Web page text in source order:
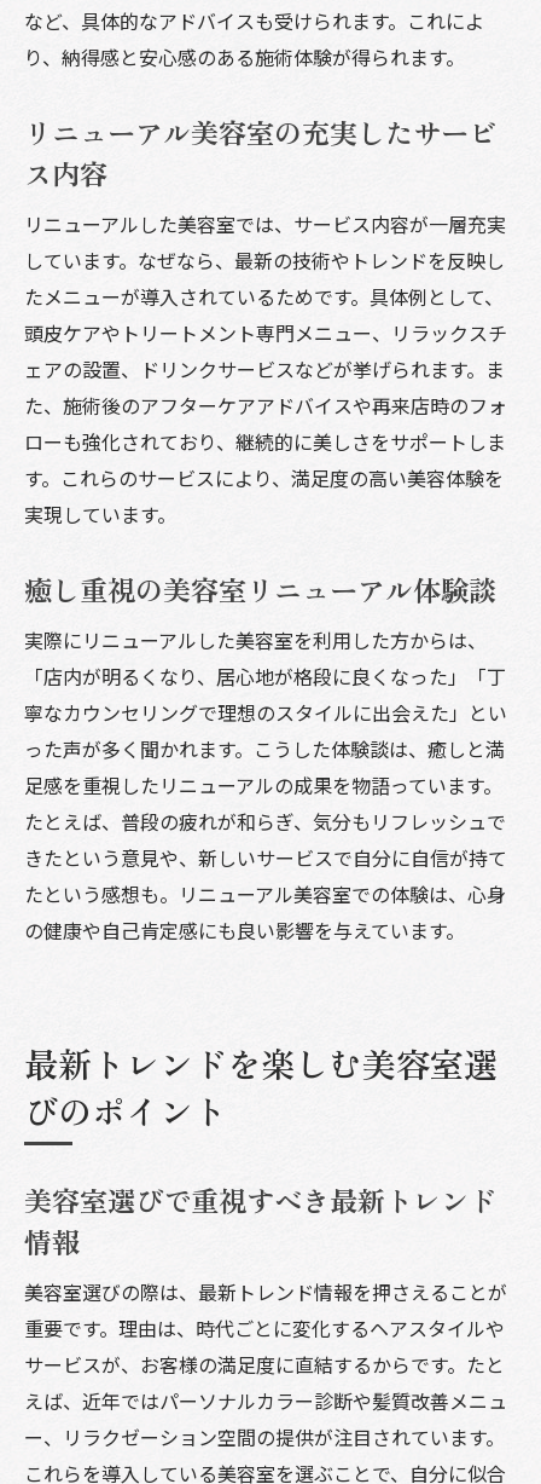
など、具体的なアドバイスも受けられます。これによ
り、納得感と安心感のある施術体験が得られます。
リニューアル美容室の充実したサービ
ス内容
リニューアルした美容室では、サービス内容が一層充実
しています。なぜなら、最新の技術やトレンドを反映し
たメニューが導入されているためです。具体例として、
頭皮ケアやトリートメント専門メニュー、リラックスチ
ェアの設置、ドリンクサービスなどが挙げられます。ま
た、施術後のアフターケアアドバイスや再来店時のフォ
ローも強化されており、継続的に美しさをサポートしま
す。これらのサービスにより、満足度の高い美容体験を
実現しています。
癒し重視の美容室リニューアル体験談
実際にリニューアルした美容室を利用した方からは、
「店内が明るくなり、居心地が格段に良くなった」「丁
寧なカウンセリングで理想のスタイルに出会えた」とい
った声が多く聞かれます。こうした体験談は、癒しと満
足感を重視したリニューアルの成果を物語っています。
たとえば、普段の疲れが和らぎ、気分もリフレッシュで
きたという意見や、新しいサービスで自分に自信が持て
たという感想も。リニューアル美容室での体験は、心身
の健康や自己肯定感にも良い影響を与えています。
最新トレンドを楽しむ美容室選
びのポイント
美容室選びで重視すべき最新トレンド
情報
美容室選びの際は、最新トレンド情報を押さえることが
重要です。理由は、時代ごとに変化するヘアスタイルや
サービスが、お客様の満足度に直結するからです。たと
えば、近年ではパーソナルカラー診断や髪質改善メニュ
ー、リラクゼーション空間の提供が注目されています。
これらを導入している美容室を選ぶことで、自分に似合